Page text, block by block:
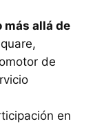
más allá de
de
en